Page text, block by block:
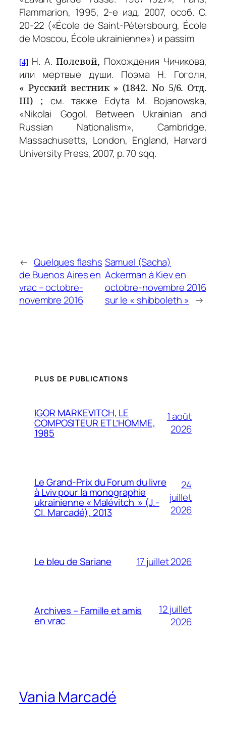
Flammarion, 1995, 2-e изд. 2007, ocoб. С.
20-22 («École de Saint-Pétersbourg, École
de Moscou, École ukrainienne») и passim
[4] Н. А.Полевой, Похождения Чичикова,
или мертвые души. Поэма Н. Гоголя,
« Русский вестник » (1842. No 5/6. Отд.
III) ;см. также Edyta M. Bojanowska,
«Nikolai Gogol. Between Ukrainian and
Russian Nationalism», Cambridge,
Massachusetts, London, England, Harvard
University Press, 2007, p. 70 sqq.
← Quelques flashs
de Buenos Aires en
vrac – octobre-
novembre 2016
Samuel (Sacha)
Ackerman à Kiev en
octobre-novembre 2016
sur le « shibboleth » →
PLUS DE PUBLICATIONS
IGOR MARKEVITCH, LE
COMPOSITEUR ET L’HOMME,
1985
1 août
2026
Le Grand-Prix du Forum du livre
à Lviv pour la monographie
ukrainienne « Malévitch » (J.-
Cl. Marcadé), 2013
24
juillet
2026
Le bleu de Sariane 17 juillet 2026
Archives – Famille et amis
en vrac
12 juillet
2026
Vania Marcadé